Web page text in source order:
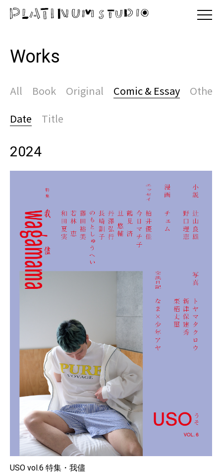
Works
All Book Original Comic & Essay
Other
Date
Title
2024
USO vol.6 特集・我儘